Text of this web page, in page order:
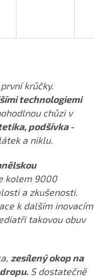
krůčky.
technologiemi
chůzi v
podšívka -
a niklu.
kolem 9000
a zkušenosti.
k dalším inovacím
takovou obuv
zesílený okop na
S dostatečně